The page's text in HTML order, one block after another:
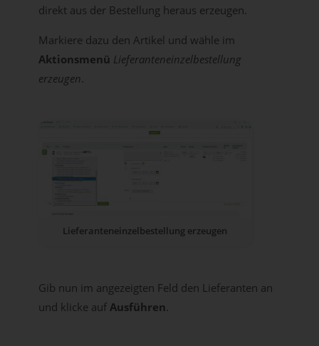
direkt aus der Bestellung heraus erzeugen.
Markiere dazu den Artikel und wähle im
Aktionsmenü Lieferanteneinzelbestellung
erzeugen.
Lieferanteneinzelbestellung erzeugen
Gib nun im angezeigten Feld den Lieferanten an
und klicke auf Ausführen.